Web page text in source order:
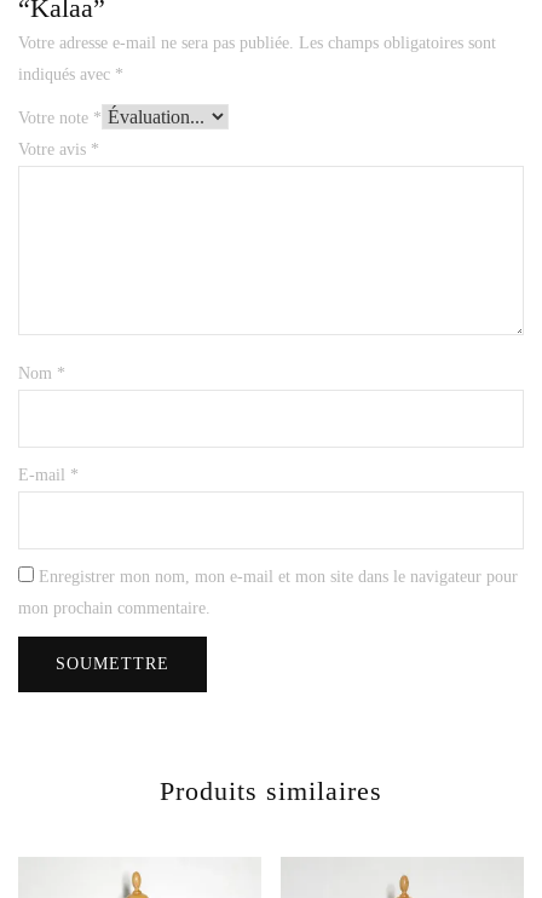
“Kalaa”
Votre adresse e-mail ne sera pas publiée. Les champs obligatoires sont
indiqués avec *
Votre note *
Votre avis *
Nom *
E-mail *
Enregistrer mon nom, mon e-mail et mon site dans le navigateur pour
mon prochain commentaire.
Produits similaires